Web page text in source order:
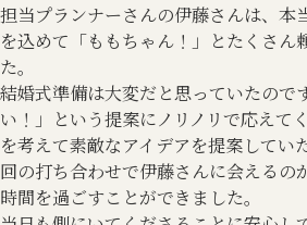
担当プランナーさんの伊藤さんは、本
を込めて「ももちゃん！」とたくさん
た。
結婚式準備は大変だと思っていたので
い！」という提案にノリノリで応えて
を考えて素敵なアイデアを提案してい
回の打ち合わせで伊藤さんに会えるの
時間を過ごすことができました。